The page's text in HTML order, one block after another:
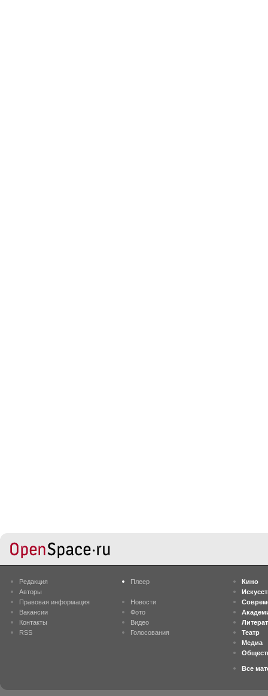
Редакция
Авторы
Правовая информация
Вакансии
Контакты
RSS
Плеер
Новости
Фото
Видео
Голосования
Кино
Театр
Медиа
Все